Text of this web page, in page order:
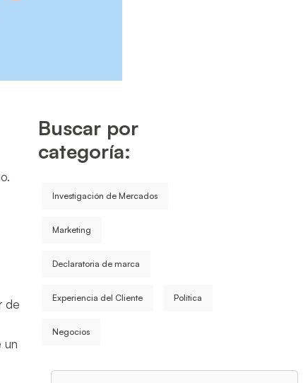
de
un
Buscar por
categoría:
Investigación de Mercados
Marketing
Declaratoria de marca
Experiencia del Cliente Política
Negocios